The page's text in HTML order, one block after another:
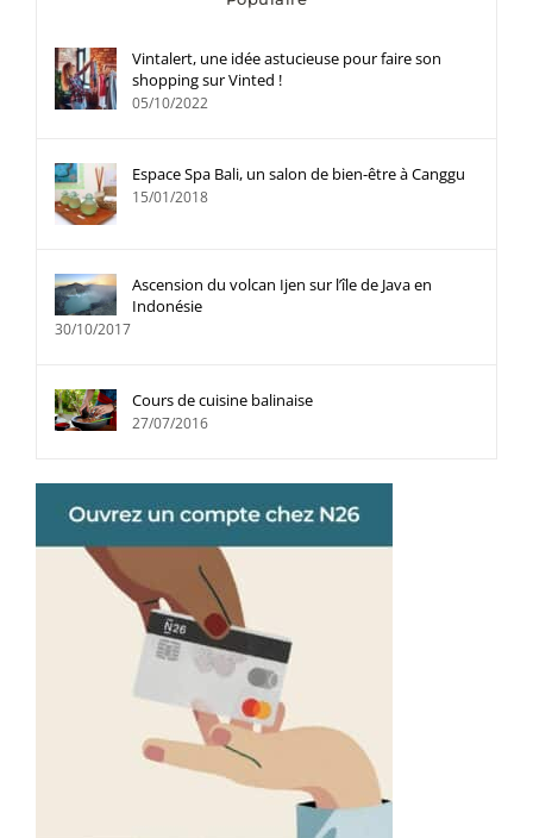
Vintalert, une idée astucieuse pour faire son
shopping sur Vinted !
05/10/2022
Espace Spa Bali, un salon de bien-être à Canggu
15/01/2018
Ascension du volcan Ijen sur l’île de Java en
Indonésie
30/10/2017
Cours de cuisine balinaise
27/07/2016